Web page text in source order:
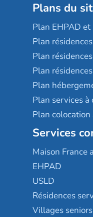
Plans du
Plan EHPAD
Plan
Plan
Plan
Plan
Plan services à
Plan colocation
Services
Maison France
EHPAD
USLD
Résidences
Villages seniors